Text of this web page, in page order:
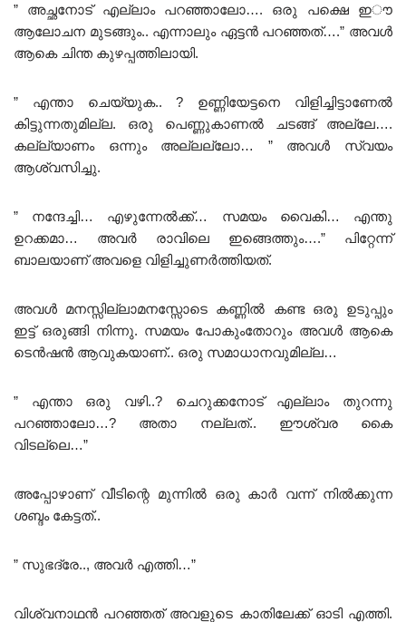
” അച്ഛനോട് എല്ലാം പറഞ്ഞാലോ…. ഒരു പക്ഷെ ഇൗ
ആലോചന മുടങ്ങും.. എന്നാലും ഏട്ടൻ പറഞ്ഞത്….” അവൾ
ആകെ ചിന്ത കുഴപ്പത്തിലായി.
” എന്താ ചെയ്യുക.. ? ഉണ്ണിയേട്ടനെ വിളിച്ചിട്ടാണേൽ
കിട്ടുന്നതുമില്ല. ഒരു പെണ്ണുകാണൽ ചടങ്ങ് അല്ലേ….
കല്ല്യാണം ഒന്നും അല്ലല്ലോ… ” അവൾ സ്വയം
ആശ്വസിച്ചു.
” നന്ദേച്ചി… എഴുന്നേൽക്ക്… സമയം വൈകി… എന്തു
ഉറക്കമാ… അവർ രാവിലെ ഇങ്ങെത്തും….” പിറ്റേന്ന്
ബാലയാണ് അവളെ വിളിച്ചുണർത്തിയത്.
അവൾ മനസ്സില്ലാമനസ്സോടെ കണ്ണിൽ കണ്ട ഒരു ഉടുപ്പും
ഇട്ട് ഒരുങ്ങി നിന്നു. സമയം പോകുംതോറും അവൾ ആകെ
ടെൻഷൻ ആവുകയാണ്.. ഒരു സമാധാനവുമില്ല…
” എന്താ ഒരു വഴി..? ചെറുക്കനോട് എല്ലാം തുറന്നു
പറഞ്ഞാലോ…? അതാ നല്ലത്.. ഈശ്വര കൈ
വിടല്ലെ…”
അപ്പോഴാണ് വീടിന്റെ മുന്നിൽ ഒരു കാർ വന്ന് നിൽക്കുന്ന
ശബ്ദം കേട്ടത്..
” സുഭദ്രേ.., അവർ എത്തി…”
വിശ്വനാഥൻ പറഞ്ഞത് അവളുടെ കാതിലേക്ക് ഓടി എത്തി.